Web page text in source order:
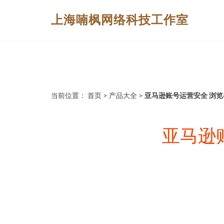
上海喃枫网络科技工作室
当前位置： 首页 > 产品大全 > 亚马逊账号运营安全 浏
亚马逊